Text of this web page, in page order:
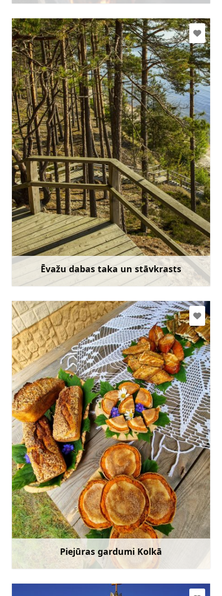
Ēvažu dabas taka un stāvkrasts
slitere@daba.gov.lv
+371 67800389
Doties
Uzzināt vairāk
Piejūras gardumi Kolkā
+371 28268665
Doties
Uzzināt vairāk